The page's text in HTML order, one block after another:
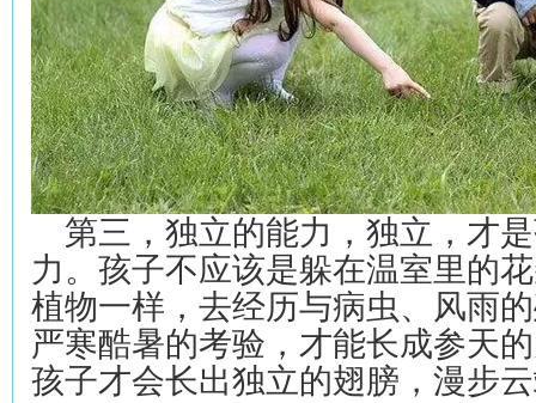
第三，独立的能力，独立，才
力。孩子不应该是躲在温室里的
植物一样，去经历与病虫、风雨
严寒酷暑的考验，才能长成参天
孩子才会长出独立的翅膀，漫步